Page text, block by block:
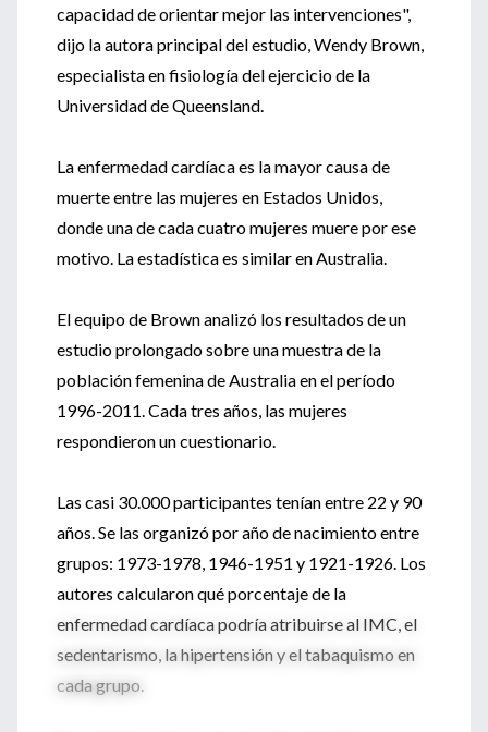
capacidad de orientar mejor las intervenciones",
dijo la autora principal del estudio, Wendy Brown,
especialista en fisiología del ejercicio de la
Universidad de Queensland.
La enfermedad cardíaca es la mayor causa de
muerte entre las mujeres en Estados Unidos,
donde una de cada cuatro mujeres muere por ese
motivo. La estadística es similar en Australia.
El equipo de Brown analizó los resultados de un
estudio prolongado sobre una muestra de la
población femenina de Australia en el período
1996-2011. Cada tres años, las mujeres
respondieron un cuestionario.
Las casi 30.000 participantes tenían entre 22 y 90
años. Se las organizó por año de nacimiento entre
grupos: 1973-1978, 1946-1951 y 1921-1926. Los
autores calcularon qué porcentaje de la
enfermedad cardíaca podría atribuirse al IMC, el
sedentarismo, la hipertensión y el tabaquismo en
cada grupo.